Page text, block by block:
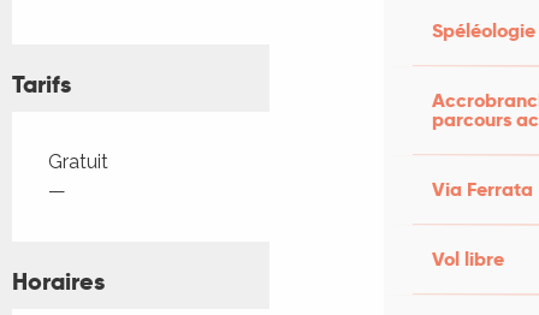
Spéléologie
parcours
Via Ferrata
Vol libre
Tarifs
Tarifs 2026
Gratuit
—
Horaires